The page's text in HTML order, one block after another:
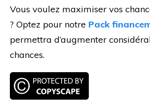
Vous voulez maximiser vos
? Optez pour notre Pack
permettra d’augmenter
chances.